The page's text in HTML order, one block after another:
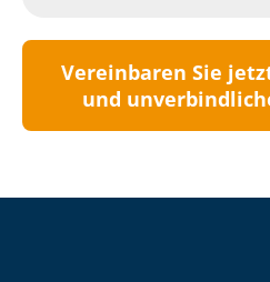
Vereinbaren Sie
und